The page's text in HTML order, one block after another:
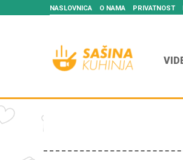
NASLOVNICA O NAMA PRIVATNOST